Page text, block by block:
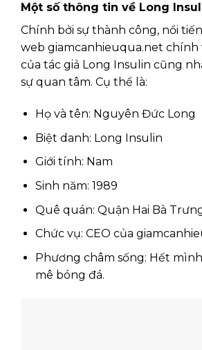
Một số thông tin về Long
Chính bởi sự thành công, nổi
web giamcanhieuqua.net chính
của tác giả Long Insulin cũng
sự quan tâm. Cụ thể là:
Họ và tên: Nguyên Đức Long
Biệt danh: Long Insulin
Giới tính: Nam
Sinh năm: 1989
Quê quán: Quận Hai Bà
Chức vụ: CEO của
Phương châm sống: Hết
mê bóng đá.